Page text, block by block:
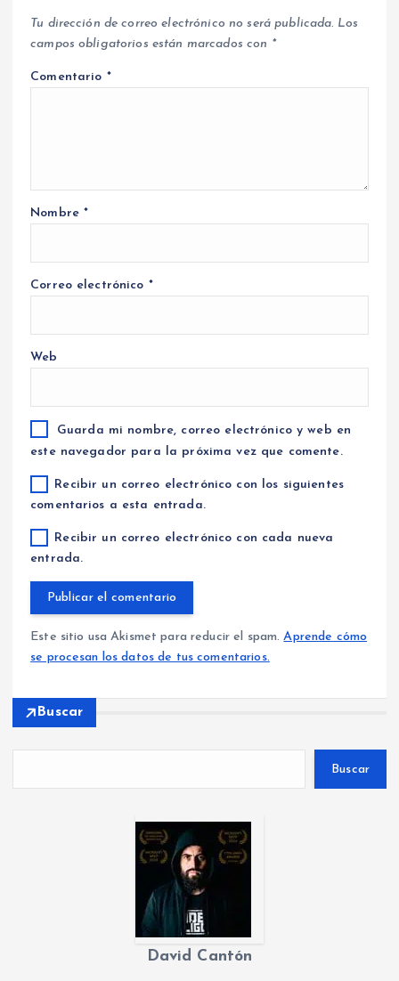
Tu dirección de correo electrónico no será publicada. Los
campos obligatorios están marcados con *
Comentario *
Nombre*
Correo electrónico *
Web
Guarda mi nombre, correo electrónico y web en
este navegador para la próxima vez que comente.
Recibir un correo electrónico con los siguientes
comentarios a esta entrada.
Recibir un correo electrónico con cada nueva
entrada.
Este sitio usa Akismet para reducir el spam.Aprende cómo
se procesan los datos de tus comentarios.
Buscar
Buscar
David Cantón